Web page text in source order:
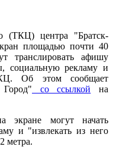
(ТКЦ) центра "Братск-
площадью почти 40
транслировать афишу
социальную рекламу и
Об этом сообщает
со ссылкой на
экране могут начать
и "извлекать из него
метра.